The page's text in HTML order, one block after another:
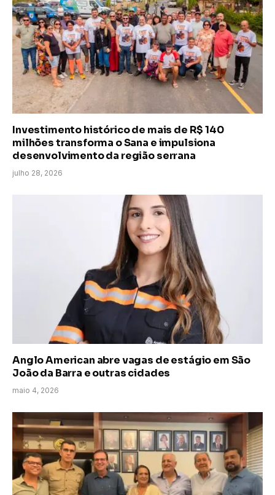
Investimento histórico de mais de R$ 140
milhões transforma o Sana e impulsiona
desenvolvimento da região serrana
julho 28, 2026
Anglo American abre vagas de estágio em São
João da Barra e outras cidades
maio 4, 2026